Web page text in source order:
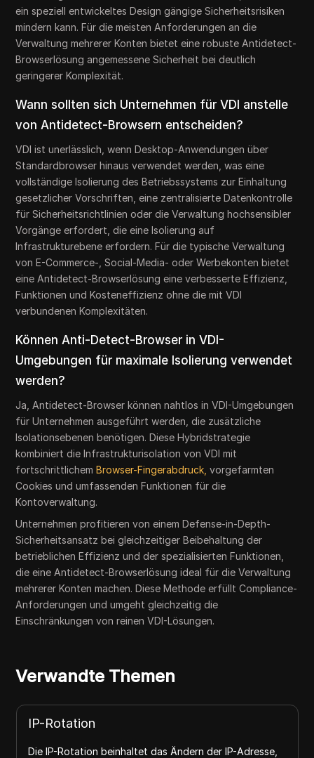
ein speziell entwickeltes Design gängige Sicherheitsrisiken
mindern kann. Für die meisten Anforderungen an die
Verwaltung mehrerer Konten bietet eine robuste Antidetect-
Browserlösung angemessene Sicherheit bei deutlich
geringerer Komplexität.
Wann sollten sich Unternehmen für VDI anstelle
von Antidetect-Browsern entscheiden?
VDI ist unerlässlich, wenn Desktop-Anwendungen über
Standardbrowser hinaus verwendet werden, was eine
vollständige Isolierung des Betriebssystems zur Einhaltung
gesetzlicher Vorschriften, eine zentralisierte Datenkontrolle
für Sicherheitsrichtlinien oder die Verwaltung hochsensibler
Vorgänge erfordert, die eine Isolierung auf
Infrastrukturebene erfordern. Für die typische Verwaltung
von E-Commerce-, Social-Media- oder Werbekonten bietet
eine Antidetect-Browserlösung eine verbesserte Effizienz,
Funktionen und Kosteneffizienz ohne die mit VDI
verbundenen Komplexitäten.
Können Anti-Detect-Browser in VDI-
Umgebungen für maximale Isolierung verwendet
werden?
Ja, Antidetect-Browser können nahtlos in VDI-Umgebungen
für Unternehmen ausgeführt werden, die zusätzliche
Isolationsebenen benötigen. Diese Hybridstrategie
kombiniert die Infrastrukturisolation von VDI mit
fortschrittlichemBrowser-Fingerabdruck,vorgefarmten
Cookies und umfassenden Funktionen für die
Kontoverwaltung.
Unternehmen profitieren von einem Defense-in-Depth-
Sicherheitsansatz bei gleichzeitiger Beibehaltung der
betrieblichen Effizienz und der spezialisierten Funktionen,
die eine Antidetect-Browserlösung ideal für die Verwaltung
mehrerer Konten machen. Diese Methode erfüllt Compliance-
Anforderungen und umgeht gleichzeitig die
Einschränkungen von reinen VDI-Lösungen.
Verwandte Themen
WebGL-Renderer
Der WebGL-Renderer zeigt grafische Inhalte auf